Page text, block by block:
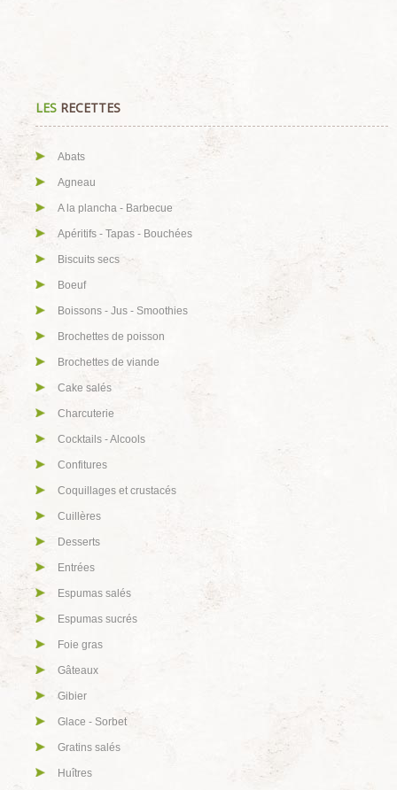
LES RECETTES
Abats
Agneau
A la plancha - Barbecue
Apéritifs - Tapas - Bouchées
Biscuits secs
Boeuf
Boissons - Jus - Smoothies
Brochettes de poisson
Brochettes de viande
Cake salés
Charcuterie
Cocktails - Alcools
Confitures
Coquillages et crustacés
Cuillères
Desserts
Entrées
Espumas salés
Espumas sucrés
Foie gras
Gâteaux
Gibier
Glace - Sorbet
Gratins salés
Huîtres